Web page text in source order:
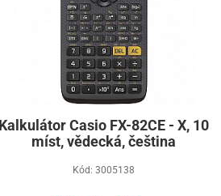
Kalkulátor Casio FX-82CE - X, 10
míst, vědecká, čeština
Kód: 3005138